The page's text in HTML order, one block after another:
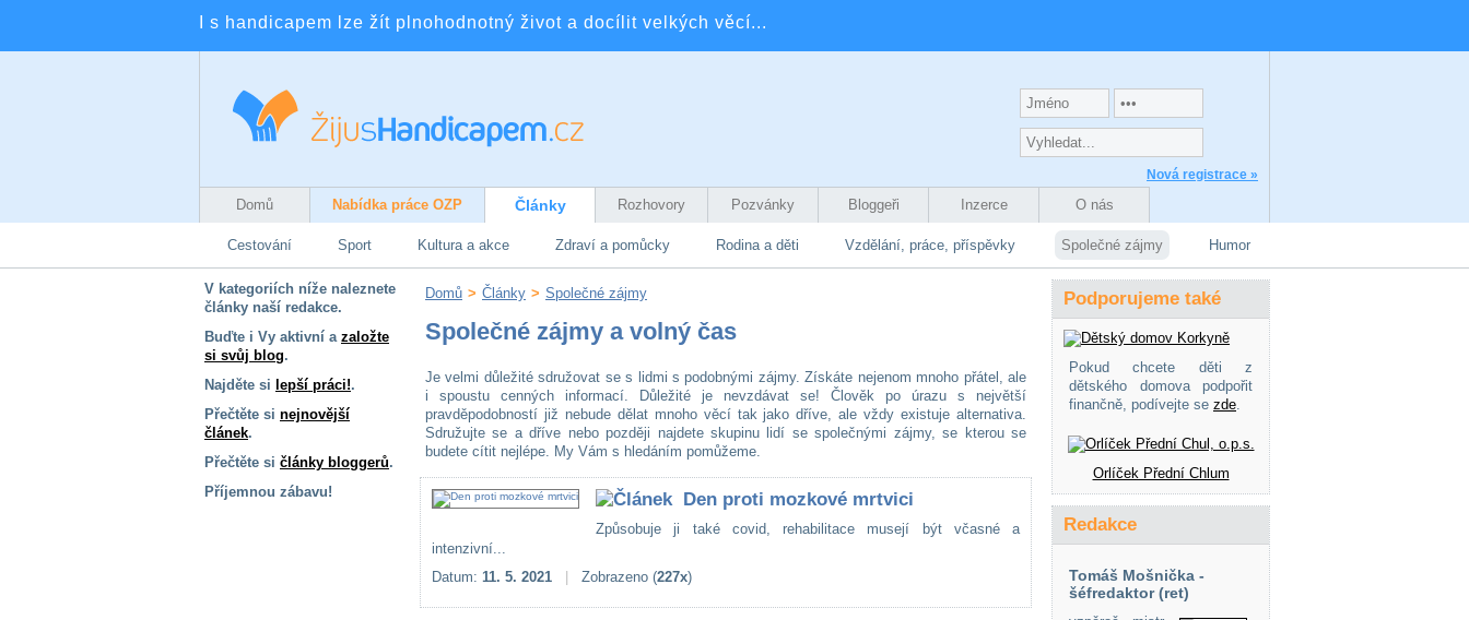
I s handicapem lze žít plnohodnotný život a docílit velkých věcí...
Nová registrace »
Domů Nabídka práce OZP Články Rozhovory Pozvánky Bloggeři Inzerce O nás
Cestování Sport Kultura a akce Zdraví a pomůcky Rodina a děti Vzdělání, práce, příspěvky Společné zájmy Humor
V kategoriích níže naleznete
články naší redakce.
Buďte i Vy aktivní a založte
si svůj blog.
Najděte si lepší práci!.
Přečtěte si nejnovější
článek.
Přečtěte si články bloggerů.
Příjemnou zábavu!
Domů > Články > Společné zájmy
Společné zájmy a volný čas
Je velmi důležité sdružovat se s lidmi s podobnými zájmy. Získáte nejenom mnoho přátel, ale
i spoustu cenných informací. Důležité je nevzdávat se! Člověk po úrazu s největší
pravděpodobností již nebude dělat mnoho věcí tak jako dříve, ale vždy existuje alternativa.
Sdružujte se a dříve nebo později najdete skupinu lidí se společnými zájmy, se kterou se
budete cítit nejlépe. My Vám s hledáním pomůžeme.
Den proti mozkové mrtvici
Způsobuje ji také covid, rehabilitace musejí být včasné a
intenzivní...
Datum: 11. 5. 2021 Zobrazeno (227x)
Podporujeme také
Pokud chcete děti z
dětského domova podpořit
finančně, podívejte se zde.
Orlíček Přední Chlum
Redakce
Tomáš Mošnička -
šéfredaktor (ret)